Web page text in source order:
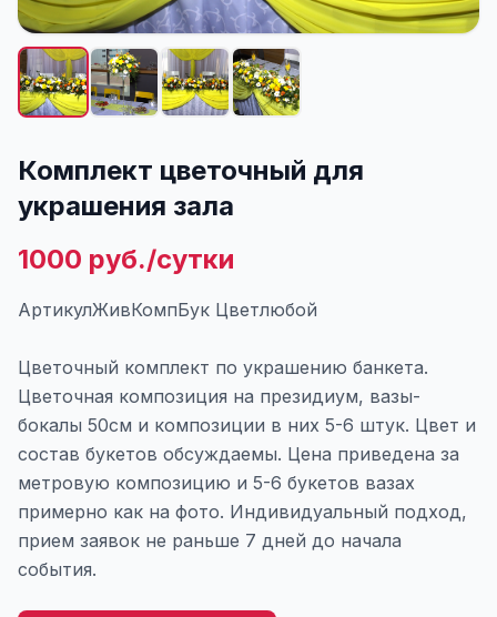
Комплект цветочный для
украшения зала
1000 руб./сутки
АртикулЖивКомпБук Цветлюбой
Цветочный комплект по украшению банкета.
Цветочная композиция на президиум, вазы-
бокалы 50см и композиции в них 5-6 штук. Цвет и
состав букетов обсуждаемы. Цена приведена за
метровую композицию и 5-6 букетов вазах
примерно как на фото. Индивидуальный подход,
прием заявок не раньше 7 дней до начала
события.